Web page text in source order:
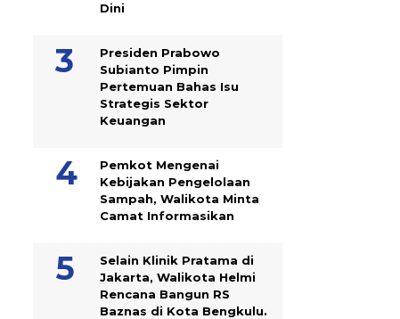
Dini
Presiden Prabowo
Subianto Pimpin
Pertemuan Bahas Isu
Strategis Sektor
Keuangan
Pemkot Mengenai
Kebijakan Pengelolaan
Sampah, Walikota Minta
Camat Informasikan
Selain Klinik Pratama di
Jakarta, Walikota Helmi
Rencana Bangun RS
Baznas di Kota Bengkulu.